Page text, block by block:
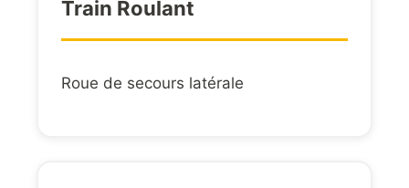
Train Roulant
Roue de secours latérale